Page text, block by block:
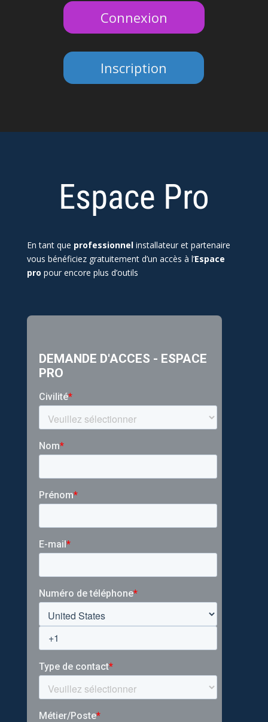
Connexion
Inscription
Espace Pro
En tant que professionnelinstallateur et partenaire
vous bénéficiez gratuitement d’un accès à l’Espace
pro pour encore plus d’outils